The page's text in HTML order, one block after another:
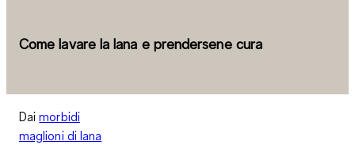
Come lavare la lana e prendersene cura
Daimorbidi
maglioni di lana